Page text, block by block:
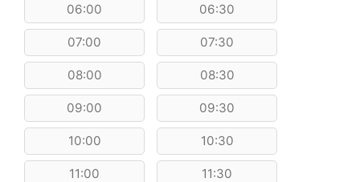
06:00 06:30
07:00 07:30
08:00 08:30
09:00 09:30
10:00 10:30
11:00 11:30